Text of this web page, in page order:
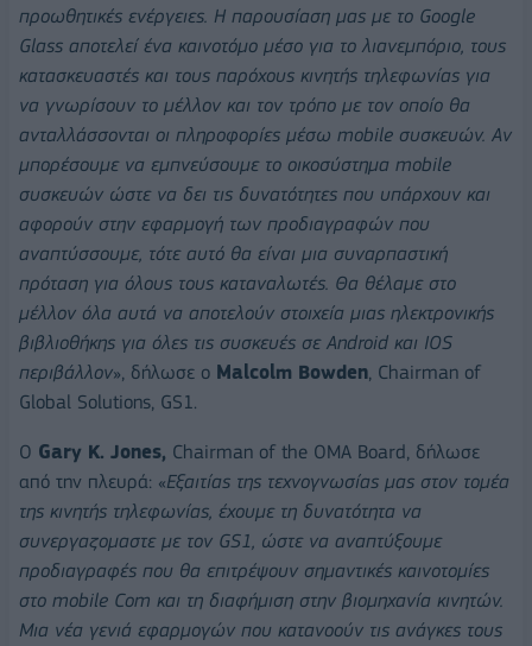
προωθητικές ενέργειες. Η παρουσίαση μας με το Google
Glass αποτελεί ένα καινοτόμο μέσο για το λιανεμπόριο, τους
κατασκευαστές και τους παρόχους κινητής τηλεφωνίας για
να γνωρίσουν το μέλλον και τον τρόπο με τον οποίο θα
ανταλλάσσονται οι πληροφορίες μέσω mobile συσκευών. Αν
μπορέσουμε να εμπνεύσουμε το οικοσύστημα mobile
συσκευών ώστε να δει τις δυνατότητες που υπάρχουν και
αφορούν στην εφαρμογή των προδιαγραφών που
αναπτύσσουμε, τότε αυτό θα είναι μια συναρπαστική
πρόταση για όλους τους καταναλωτές. Θα θέλαμε στο
μέλλον όλα αυτά να αποτελούν στοιχεία μιας ηλεκτρονικής
βιβλιοθήκης για όλες τις συσκευές σε Android και IOS
περιβάλλον», δήλωσε ο Malcolm Bowden, Chairman of
Global Solutions, GS1.
Ο Gary K. Jones, Chairman of the OMA Board, δήλωσε
από την πλευρά: «Εξαιτίας της τεχνογνωσίας μας στον τομέα
της κινητής τηλεφωνίας, έχουμε τη δυνατότητα να
συνεργαζομαστε με τον GS1, ώστε να αναπτύξουμε
προδιαγραφές που θα επιτρέψουν σημαντικές καινοτομίες
στο mobile Com και τη διαφήμιση στην βιομηχανία κινητών.
Μια νέα γενιά εφαρμογών που κατανοούν τις ανάγκες τους